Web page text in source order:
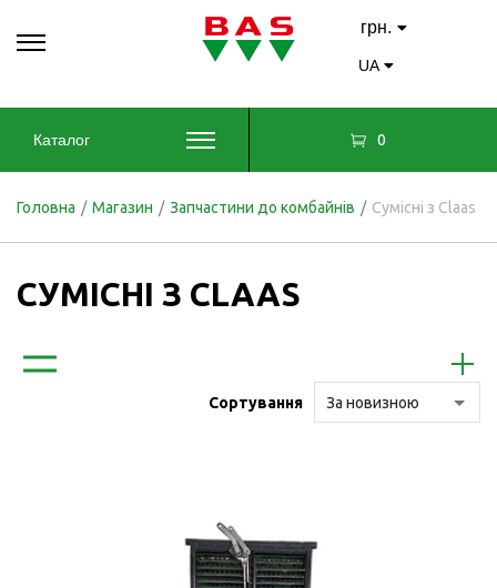
грн.
UA
Каталог 0
Головна / Магазин / Запчастини до комбайнів / Сумісні з Claas
СУМІСНІ З CLAAS
Сортування За новизною